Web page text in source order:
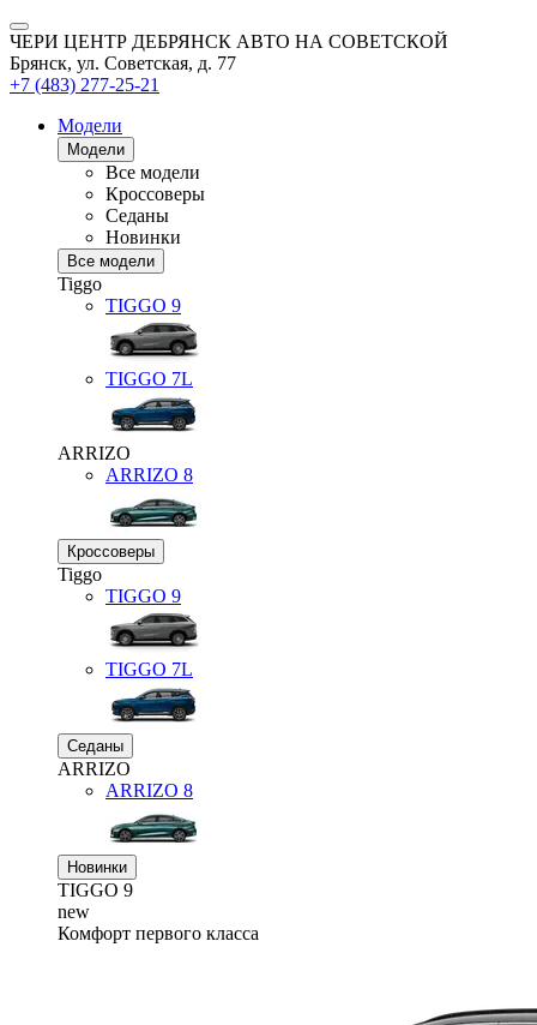
ЧЕРИ ЦЕНТР ДЕБРЯНСК АВТО НА СОВЕТСКОЙ
Брянск, ул. Советская, д. 77
+7 (483) 277-25-21
Модели
Модели
Все модели
Кроссоверы
Седаны
Новинки
Все модели
Tiggo
TIGGO 9
TIGGO 7L
ARRIZO
ARRIZO 8
Кроссоверы
Tiggo
TIGGO 9
TIGGO 7L
Седаны
ARRIZO
ARRIZO 8
Новинки
TIGGO 9
new
Комфорт первого класса